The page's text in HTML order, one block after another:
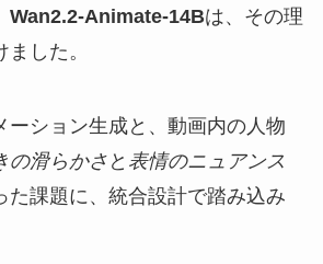
Wan2.2-Animate-14Bは、その理
した。
ーション生成と、動画内の人物
の滑らかさと 表情のニュアンス
た課題に、統合設計で踏み込み